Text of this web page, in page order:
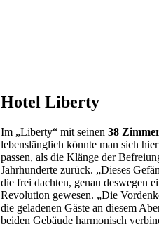
Hotel Liberty
Im „Liberty“ mit seinen 38
lebenslänglich könnte man sich
passen, als die Klänge der
Jahrhunderte zurück. „Dieses
die frei dachten, genau deswegen
Revolution gewesen. „Die
die geladenen Gäste an diesem
beiden Gebäude harmonisch